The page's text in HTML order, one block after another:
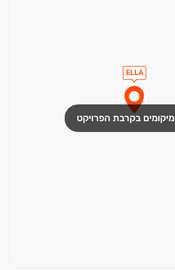
ELLA
מיקומים בקרבת הפרויקט